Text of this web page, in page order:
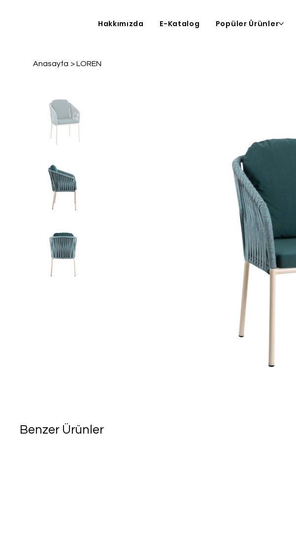
Hakkımızda E-Katalog Popüler Ürünler
Anasayfa >LOREN
Benzer Ürünler